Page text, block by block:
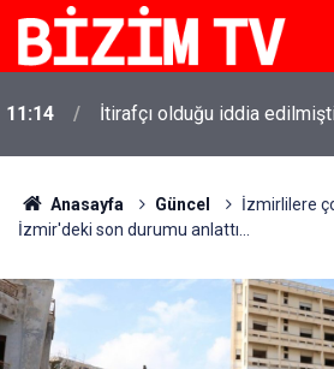
11:14 İtirafçı olduğu iddia
11:10 Yusuf Tekin açıkladı: YKS
Anasayfa Güncel
İzmirlilere
İzmir'deki son durumu anlattı...